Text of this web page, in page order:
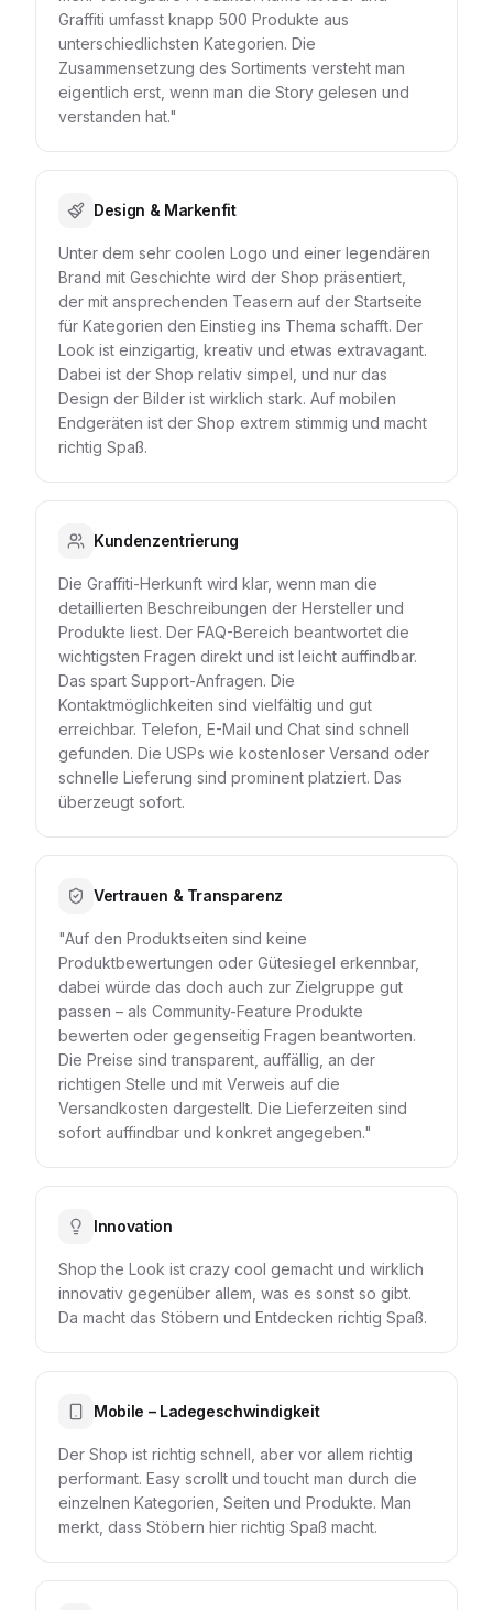
Graffiti umfasst knapp 500 Produkte aus
unterschiedlichsten Kategorien. Die
Zusammensetzung des Sortiments versteht man
eigentlich erst, wenn man die Story gelesen und
verstanden hat."
Design & Markenfit
Unter dem sehr coolen Logo und einer legendären
Brand mit Geschichte wird der Shop präsentiert,
der mit ansprechenden Teasern auf der Startseite
für Kategorien den Einstieg ins Thema schafft. Der
Look ist einzigartig, kreativ und etwas extravagant.
Dabei ist der Shop relativ simpel, und nur das
Design der Bilder ist wirklich stark. Auf mobilen
Endgeräten ist der Shop extrem stimmig und macht
richtig Spaß.
Kundenzentrierung
Die Graffiti-Herkunft wird klar, wenn man die
detaillierten Beschreibungen der Hersteller und
Produkte liest. Der FAQ-Bereich beantwortet die
wichtigsten Fragen direkt und ist leicht auffindbar.
Das spart Support-Anfragen. Die
Kontaktmöglichkeiten sind vielfältig und gut
erreichbar. Telefon, E-Mail und Chat sind schnell
gefunden. Die USPs wie kostenloser Versand oder
schnelle Lieferung sind prominent platziert. Das
überzeugt sofort.
Vertrauen & Transparenz
"Auf den Produktseiten sind keine
Produktbewertungen oder Gütesiegel erkennbar,
dabei würde das doch auch zur Zielgruppe gut
passen – als Community-Feature Produkte
bewerten oder gegenseitig Fragen beantworten.
Die Preise sind transparent, auffällig, an der
richtigen Stelle und mit Verweis auf die
Versandkosten dargestellt. Die Lieferzeiten sind
sofort auffindbar und konkret angegeben."
Innovation
Shop the Look ist crazy cool gemacht und wirklich
innovativ gegenüber allem, was es sonst so gibt.
Da macht das Stöbern und Entdecken richtig Spaß.
Mobile – Ladegeschwindigkeit
Der Shop ist richtig schnell, aber vor allem richtig
performant. Easy scrollt und toucht man durch die
einzelnen Kategorien, Seiten und Produkte. Man
merkt, dass Stöbern hier richtig Spaß macht.